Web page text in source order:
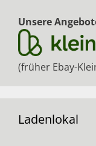
Unsere
(früher Ebay-
Ladenlokal